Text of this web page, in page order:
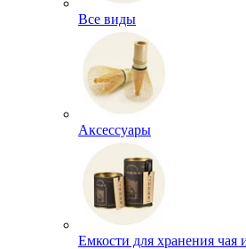
Все виды
Аксессуары
Емкости для хранения чая